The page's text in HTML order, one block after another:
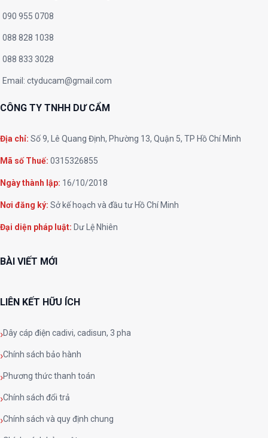
090 955 0708
088 828 1038
088 833 3028
Email: ctyducam@gmail.com
CÔNG TY TNHH DƯ CẨM
Địa chỉ: Số 9, Lê Quang Định, Phường 13, Quận 5, TP Hồ Chí Minh
Mã số Thuế: 0315326855
Ngày thành lập: 16/10/2018
Nơi đăng ký: Sở kế hoạch và đầu tư Hồ Chí Minh
Đại diện pháp luật: Dư Lệ Nhiên
BÀI VIẾT MỚI
LIÊN KẾT HỮU ÍCH
Dây cáp điện cadivi, cadisun, 3 pha
Chính sách bảo hành
Phương thức thanh toán
Chính sách đổi trả
Chính sách và quy định chung